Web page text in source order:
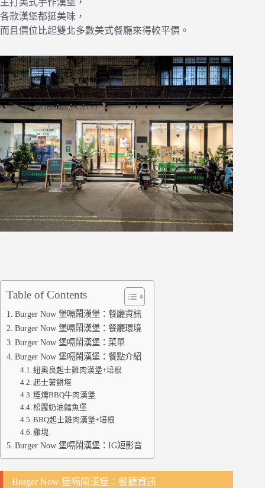
主打美式手作漢堡，
各款漢堡都挺美味，
而且價位比起雙北多數美式餐廳來得較平價。
Table of Contents
Burger Now 堡嗝鬧漢堡：餐廳資訊
Burger Now 堡嗝鬧漢堡：餐廳環境
Burger Now 堡嗝鬧漢堡：菜單
Burger Now 堡嗝鬧漢堡：餐點介紹
紐奧良起士雞肉漢堡+培根
起士薯餅塔
煙燻BBQ牛肉漢堡
松露奶油鱈魚堡
BBQ起士雞肉漢堡+培根
雞塊
Burger Now 堡嗝鬧漢堡：IG短影音
Burger Now 堡嗝鬧漢堡：餐廳資訊